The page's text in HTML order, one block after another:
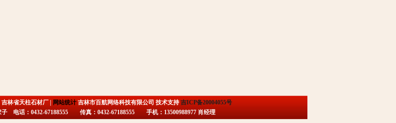
林省天柱石材厂 | 网站统计吉林市百航网络科技有限公司 技术支持吉ICP备20004055号
子 电话：0432-67188555 传真：0432-67188555 手机：13500988977 肖经理